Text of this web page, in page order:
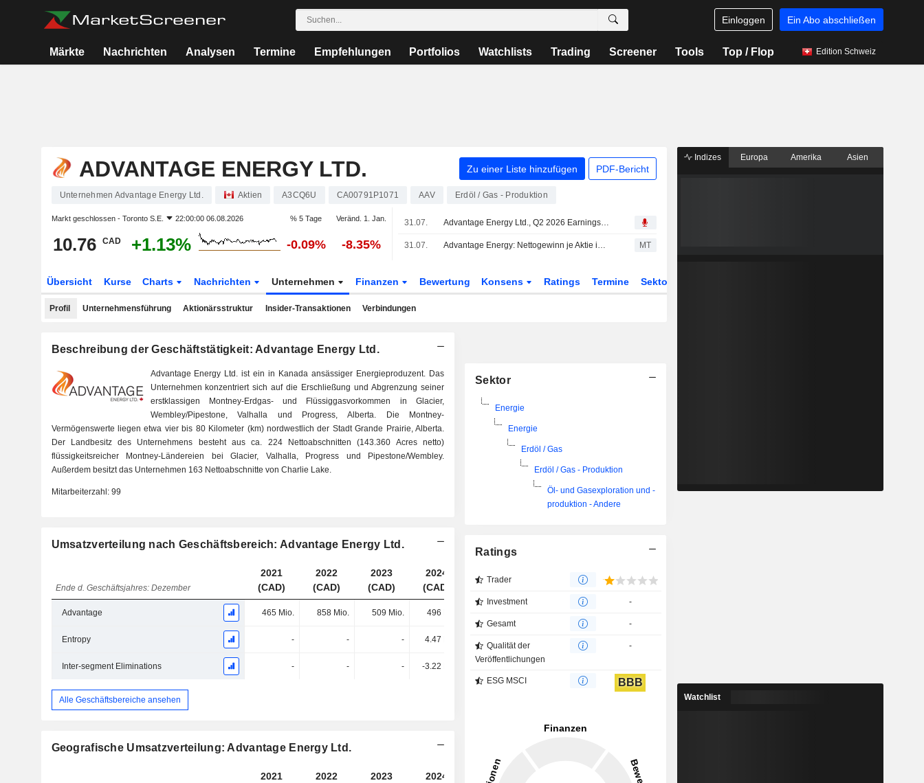
Einloggen Ein Abo abschließen
Märkte Nachrichten Analysen Termine Empfehlungen Portfolios Watchlists Trading Screener Tools Top / Flop Edition Schweiz
ADVANTAGE ENERGY LTD. Zu einer Liste hinzufügen PDF-Bericht
Unternehmen Advantage Energy Ltd. Aktien A3CQ6U CA00791P1071 AAV Erdöl / Gas - Produktion
Markt geschlossen - Toronto S.E. 22:00:00 06.08.2026 % 5 Tage Veränd. 1. Jan.
10.76 CAD +1.13% -0.09% -8.35%
31.07. Advantage Energy Ltd., Q2 2026 Earnings Call, Jul 31, 2026
31.07. Advantage Energy: Nettogewinn je Aktie im Q2 sinkt MT
Übersicht Kurse Charts Nachrichten Unternehmen Finanzen Bewertung Konsens Ratings Termine Sektor
Profil Unternehmensführung Aktionärsstruktur Insider-Transaktionen Verbindungen
Beschreibung der Geschäftstätigkeit: Advantage Energy Ltd.
Advantage Energy Ltd. ist ein in Kanada ansässiger Energieproduzent. Das
Unternehmen konzentriert sich auf die Erschließung und Abgrenzung seiner
erstklassigen Montney-Erdgas- und Flüssiggasvorkommen in Glacier,
Wembley/Pipestone, Valhalla und Progress, Alberta. Die Montney-
Vermögenswerte liegen etwa vier bis 80 Kilometer (km) nordwestlich der Stadt Grande Prairie, Alberta.
Der Landbesitz des Unternehmens besteht aus ca. 224 Nettoabschnitten (143.360 Acres netto)
flüssigkeitsreicher Montney-Ländereien bei Glacier, Valhalla, Progress und Pipestone/Wembley.
Außerdem besitzt das Unternehmen 163 Nettoabschnitte von Charlie Lake.
Mitarbeiterzahl: 99
Umsatzverteilung nach Geschäftsbereich: Advantage Energy Ltd.
Ende d. Geschäftsjahres: Dezember
2021
(CAD)
2022
(CAD)
2023
(CAD)
2024
(CAD)
(CAD)
Advantage 465 Mio. 858 Mio. 509 Mio. 496 Mio.
Entropy - - - 4.47 Mio. 6.04 Mio.
Inter-segment Eliminations - - - -3.22 Mio.
Alle Geschäftsbereiche ansehen
Geografische Umsatzverteilung: Advantage Energy Ltd.
2021
2022
2023
2024
2025
Sektor
Energie
Energie
Erdöl / Gas
Erdöl / Gas - Produktion
Öl- und Gasexploration und -
produktion - Andere
Ratings
Trader
Investment -
Gesamt -
Qualität der
Veröffentlichungen
-
ESG MSCI BBB
Indizes Europa Amerika Asien
Watchlist